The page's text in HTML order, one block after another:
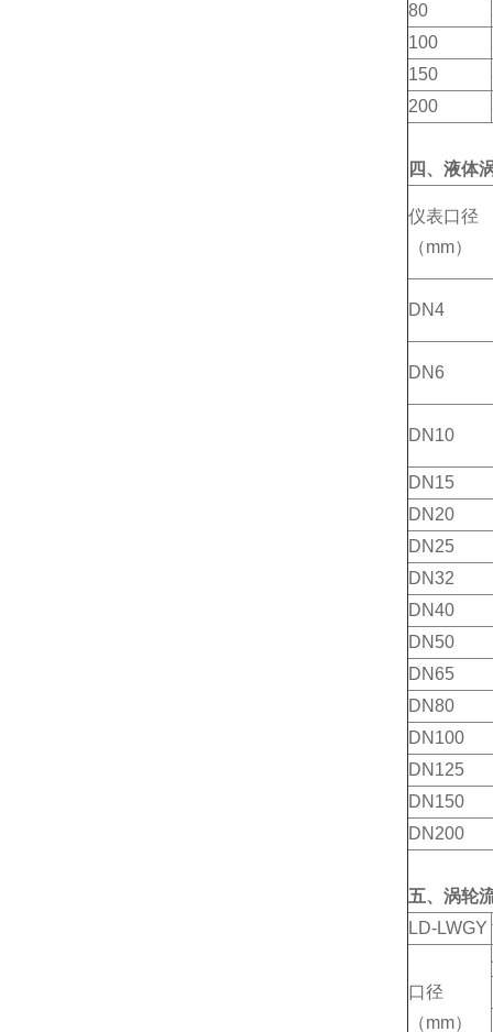
80
100
150
200
四、液体
仪表口径
（mm）
DN4
DN6
DN10
DN15
DN20
DN25
DN32
DN40
DN50
DN65
DN80
DN100
DN125
DN150
DN200
五、涡轮
LD-LWGY
口径
（mm）